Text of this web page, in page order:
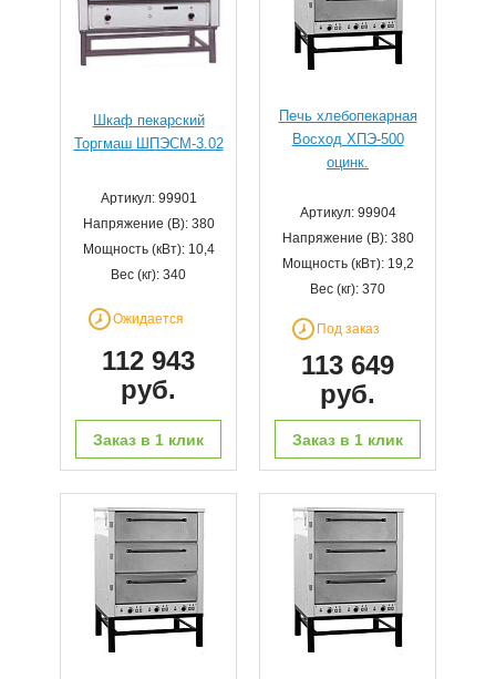
Шкаф пекарский
Торгмаш ШПЭСМ-3.02
Артикул: 99901
Напряжение (В): 380
Мощность (кВт): 10,4
Вес (кг): 340
Ожидается
112 943
руб.
Заказ в 1 клик
Печь хлебопекарная
Восход ХПЭ-500
оцинк.
Артикул: 99904
Напряжение (В): 380
Мощность (кВт): 19,2
Вес (кг): 370
Под заказ
113 649
руб.
Заказ в 1 клик